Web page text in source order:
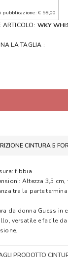
pubblicazione: € 59,00
ARTICOLO: WKY
LA TAGLIA :
CINTURA 5
fibbia
Altezza 3,5
tra la parte
da donna Guess in
versatile e facile
PRODOTTO